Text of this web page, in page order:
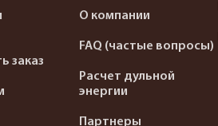
заказ
О компании
FAQ (частые вопросы)
Расчет дульной
энергии
Партнеры